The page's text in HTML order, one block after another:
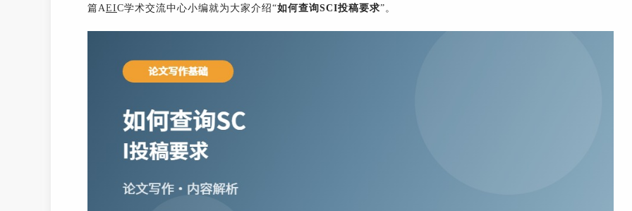
篇AEIC学术交流中心小编就为大家介绍“如何查询SCI投稿要求”。